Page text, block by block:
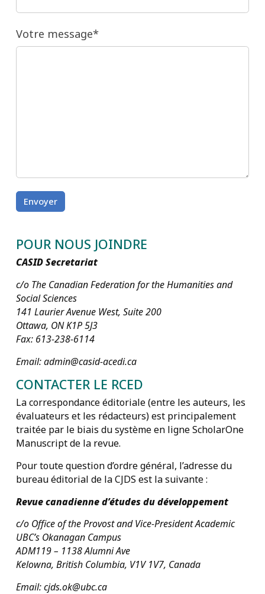
Votre message*
POUR NOUS JOINDRE
CASID Secretariat
c/o The Canadian Federation for the Humanities and
Social Sciences
141 Laurier Avenue West, Suite 200
Ottawa, ON K1P 5J3
Fax: 613-238-6114
Email: admin@casid-acedi.ca
CONTACTER LE RCED
La correspondance éditoriale (entre les auteurs, les
évaluateurs et les rédacteurs) est principalement
traitée par le biais du système en ligne ScholarOne
Manuscript de la revue.
Pour toute question d’ordre général, l’adresse du
bureau éditorial de la CJDS est la suivante :
Revue canadienne d’études du développement
c/o Office of the Provost and Vice-President Academic
UBC’s Okanagan Campus
ADM119 – 1138 Alumni Ave
Kelowna, British Columbia, V1V 1V7, Canada
Email: cjds.ok@ubc.ca